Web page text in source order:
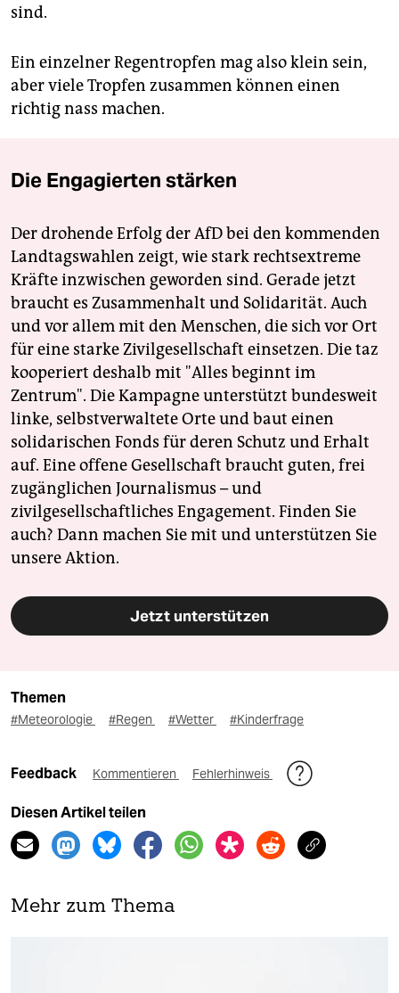
sind.
Ein einzelner Regentropfen mag also klein sein,
aber viele Tropfen zusammen können einen
richtig nass machen.
Die Engagierten stärken
Der drohende Erfolg der AfD bei den kommenden
Landtagswahlen zeigt, wie stark rechtsextreme
Kräfte inzwischen geworden sind. Gerade jetzt
braucht es Zusammenhalt und Solidarität. Auch
und vor allem mit den Menschen, die sich vor Ort
für eine starke Zivilgesellschaft einsetzen. Die taz
kooperiert deshalb mit "Alles beginnt im
Zentrum". Die Kampagne unterstützt bundesweit
linke, selbstverwaltete Orte und baut einen
solidarischen Fonds für deren Schutz und Erhalt
auf. Eine offene Gesellschaft braucht guten, frei
zugänglichen Journalismus – und
zivilgesellschaftliches Engagement. Finden Sie
auch? Dann machen Sie mit und unterstützen Sie
unsere Aktion.
Jetzt unterstützen
Themen
#Meteorologie #Regen #Wetter #Kinderfrage
Feedback Kommentieren Fehlerhinweis
Diesen Artikel teilen
Mehr zum Thema